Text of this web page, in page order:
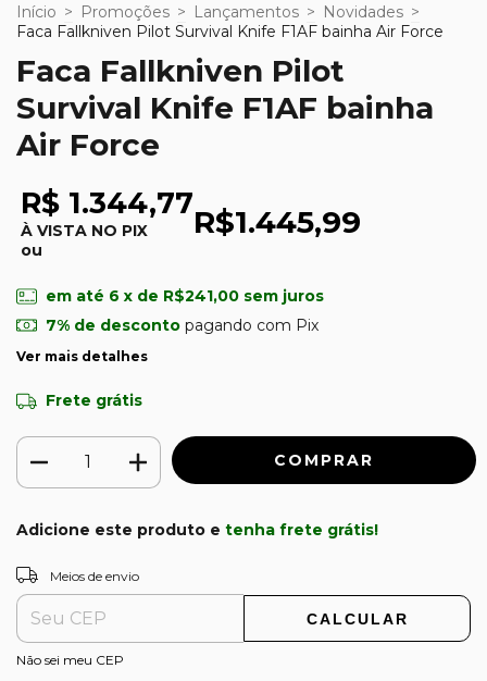
Início > Promoções > Lançamentos > Novidades >
Faca Fallkniven Pilot Survival Knife F1AF bainha Air Force
Faca Fallkniven Pilot
Survival Knife F1AF bainha
Air Force
R$ 1.344,77
À VISTA NO PIX
ou
R$1.445,99
em até 6 x de R$241,00 sem juros
7% de descontopagando com Pix
Ver mais detalhes
Frete grátis
Adicione este produto e tenha frete grátis!
Entregas para o CEP:
Meios de envio
CALCULAR
Não sei meu CEP